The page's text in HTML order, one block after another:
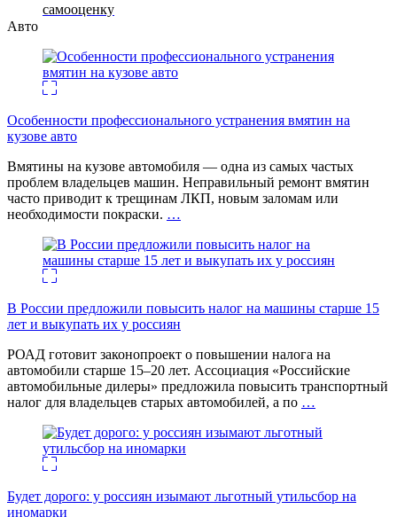
самооценку
Авто
Особенности профессионального устранения вмятин на
кузове авто
Вмятины на кузове автомобиля — одна из самых частых
проблем владельцев машин. Неправильный ремонт вмятин
часто приводит к трещинам ЛКП, новым заломам или
необходимости покраски. …
В России предложили повысить налог на машины старше 15
лет и выкупать их у россиян
РОАД готовит законопроект о повышении налога на
автомобили старше 15–20 лет. Ассоциация «Российские
автомобильные дилеры» предложила повысить транспортный
налог для владельцев старых автомобилей, а по …
Будет дорого: у россиян изымают льготный утильсбор на
иномарки